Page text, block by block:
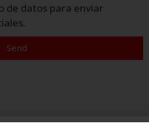
de datos para enviar
Send